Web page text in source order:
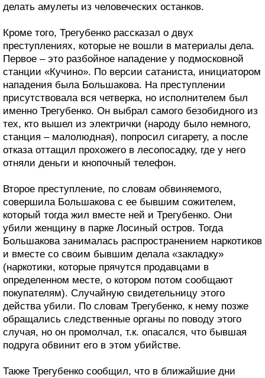
делать амулеты из человеческих останков.
Кроме того, Трегубенко рассказал о двух
преступлениях, которые не вошли в материалы дела.
Первое – это разбойное нападение у подмосковной
станции «Кучино». По версии сатаниста, инициатором
нападения была Большакова. На преступлении
присутствовала вся четверка, но исполнителем был
именно Трегубенко. Он выбрал самого безобидного из
тех, кто вышел из электрички (народу было немного,
станция – малолюдная), попросил сигарету, а после
отказа оттащил прохожего в лесопосадку, где у него
отняли деньги и кнопочный телефон.
Второе преступление, по словам обвиняемого,
совершила Большакова с ее бывшим сожителем,
который тогда жил вместе ней и Трегубенко. Они
убили женщину в парке Лосиный остров. Тогда
Большакова занималась распространением наркотиков
и вместе со своим бывшим делала «закладку»
(наркотики, которые прячутся продавцами в
определенном месте, о котором потом сообщают
покупателям). Случайную свидетельницу этого
действа убили. По словам Трегубенко, к нему позже
обращались следственные органы по поводу этого
случая, но он промолчал, т.к. опасался, что бывшая
подруга обвинит его в этом убийстве.
Также Трегубенко сообщил, что в ближайшие дни